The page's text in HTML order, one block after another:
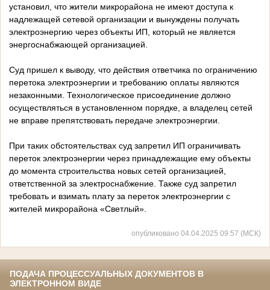
установил, что жители микрорайона не имеют доступа к
надлежащей сетевой организации и вынуждены получать
электроэнергию через объекты ИП, который не является
энергоснабжающей организацией.
Суд пришел к выводу, что действия ответчика по ограничению
перетока электроэнергии и требованию оплаты являются
незаконными. Технологическое присоединение должно
осуществляться в установленном порядке, а владелец сетей
не вправе препятствовать передаче электроэнергии.
При таких обстоятельствах суд запретил ИП ограничивать
переток электроэнергии через принадлежащие ему объекты
до момента строительства новых сетей организацией,
ответственной за электроснабжение. Также суд запретил
требовать и взимать плату за переток электроэнергии с
жителей микрорайона «Светлый».
опубликовано 04.04.2025 09:57 (МСК)
ПОДАЧА ПРОЦЕССУАЛЬНЫХ ДОКУМЕНТОВ В
ЭЛЕКТРОННОМ ВИДЕ